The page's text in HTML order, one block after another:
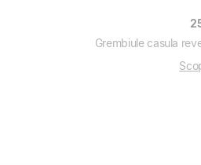
Grembiule casula